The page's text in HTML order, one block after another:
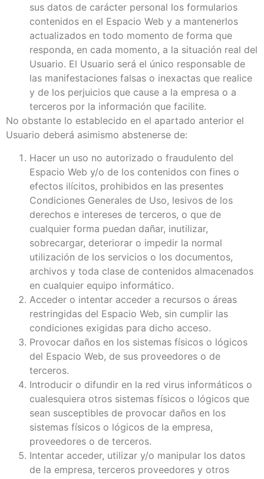
sus datos de carácter personal los formularios
contenidos en el Espacio Web y a mantenerlos
actualizados en todo momento de forma que
responda, en cada momento, a la situación real del
Usuario. El Usuario será el único responsable de
las manifestaciones falsas o inexactas que realice
y de los perjuicios que cause a la empresa o a
terceros por la información que facilite.
No obstante lo establecido en el apartado anterior el
Usuario deberá asimismo abstenerse de:
Hacer un uso no autorizado o fraudulento del
Espacio Web y/o de los contenidos con fines o
efectos ilícitos, prohibidos en las presentes
Condiciones Generales de Uso, lesivos de los
derechos e intereses de terceros, o que de
cualquier forma puedan dañar, inutilizar,
sobrecargar, deteriorar o impedir la normal
utilización de los servicios o los documentos,
archivos y toda clase de contenidos almacenados
en cualquier equipo informático.
Acceder o intentar acceder a recursos o áreas
restringidas del Espacio Web, sin cumplir las
condiciones exigidas para dicho acceso.
Provocar daños en los sistemas físicos o lógicos
del Espacio Web, de sus proveedores o de
terceros.
Introducir o difundir en la red virus informáticos o
cualesquiera otros sistemas físicos o lógicos que
sean susceptibles de provocar daños en los
sistemas físicos o lógicos de la empresa,
proveedores o de terceros.
Intentar acceder, utilizar y/o manipular los datos
de la empresa, terceros proveedores y otros